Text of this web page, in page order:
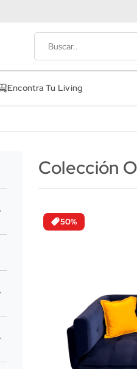
Encontra Tu Living
Colección
50%